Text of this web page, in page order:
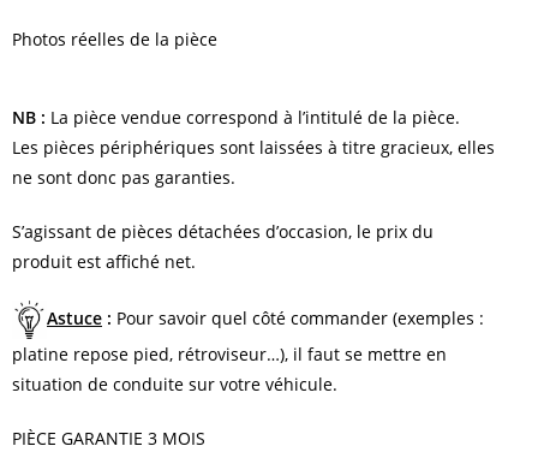
Photos réelles de la pièce
NB : La pièce vendue correspond à l’intitulé de la pièce.
Les pièces périphériques sont laissées à titre gracieux, elles
ne sont donc pas garanties.
S’agissant de pièces détachées d’occasion, le prix du
produit est affiché net.
Astuce : Pour savoir quel côté commander (exemples :
platine repose pied, rétroviseur…), il faut se mettre en
situation de conduite sur votre véhicule.
PIÈCE GARANTIE 3 MOIS